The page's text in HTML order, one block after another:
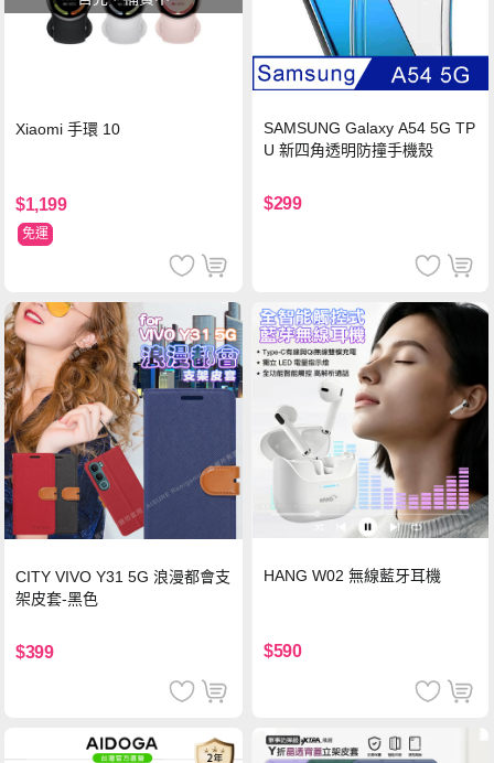
Xiaomi 手環 10
$1,199
免運
SAMSUNG Galaxy A54 5G TP
U 新四角透明防撞手機殼
$299
CITY VIVO Y31 5G 浪漫都會支
架皮套-黑色
$399
HANG W02 無線藍牙耳機
$590